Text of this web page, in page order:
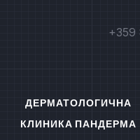
+359
ДЕРМАТОЛОГИЧНА
КЛИНИКА ПАНДЕРМА